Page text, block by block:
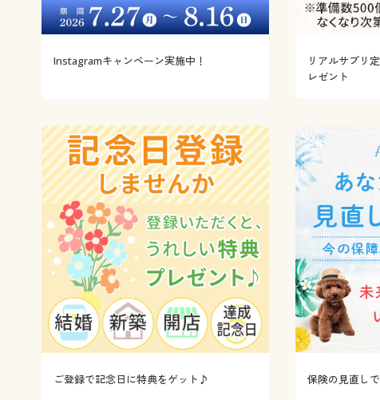
Instagramキャンペーン実施中！
リアルサプリ
レゼント
ご登録で記念日に特典をゲット♪ 保険の見直し